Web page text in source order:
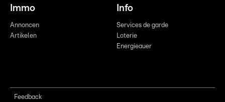
Immo
Annoncen
Artikelen
Info
Services de garde
Loterie
Energieauer
Feedback